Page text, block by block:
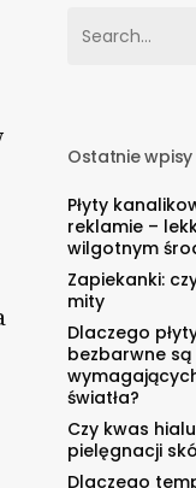
Ostatnie wpisy
Płyty
reklamie –
wilgotnym
Zapiekanki:
mity
Dlaczego
bezbarwne
światła?
Czy kwas
pielęgnacji
Dlaczego